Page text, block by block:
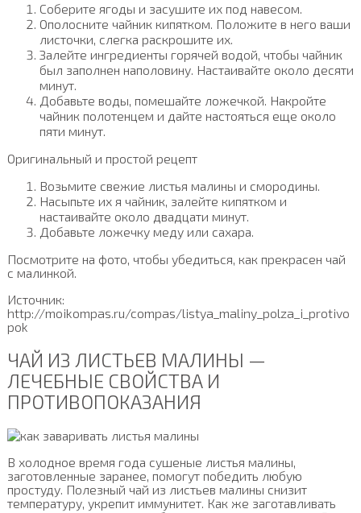
Соберите ягоды и засушите их под навесом.
Ополосните чайник кипятком. Положите в него ваши
листочки, слегка раскрошите их.
Залейте ингредиенты горячей водой, чтобы чайник
был заполнен наполовину. Настаивайте около десяти
минут.
Добавьте воды, помешайте ложечкой. Накройте
чайник полотенцем и дайте настояться еще около
пяти минут.
Оригинальный и простой рецепт
Возьмите свежие листья малины и смородины.
Насыпьте их я чайник, залейте кипятком и
настаивайте около двадцати минут.
Добавьте ложечку меду или сахара.
Посмотрите на фото, чтобы убедиться, как прекрасен чай
с малинкой.
Источник:
http://moikompas.ru/compas/listya_maliny_polza_i_protivo
pok
ЧАЙ ИЗ ЛИСТЬЕВ МАЛИНЫ —
ЛЕЧЕБНЫЕ СВОЙСТВА И
ПРОТИВОПОКАЗАНИЯ
В холодное время года сушеные листья малины,
заготовленные заранее, помогут победить любую
простуду. Полезный чай из листьев малины снизит
температуру, укрепит иммунитет. Как же заготавливать